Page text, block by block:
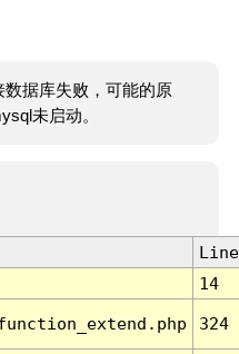
数据库失败，可能的原
未启动。
Line
14
324